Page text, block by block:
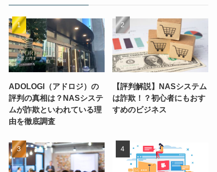
ADOLOGI（アドロジ）の
評判の真相は？NASシステ
ムが詐欺といわれている理
由を徹底調査
【評判解説】NASシステム
は詐欺！？初心者にもおす
すめのビジネス